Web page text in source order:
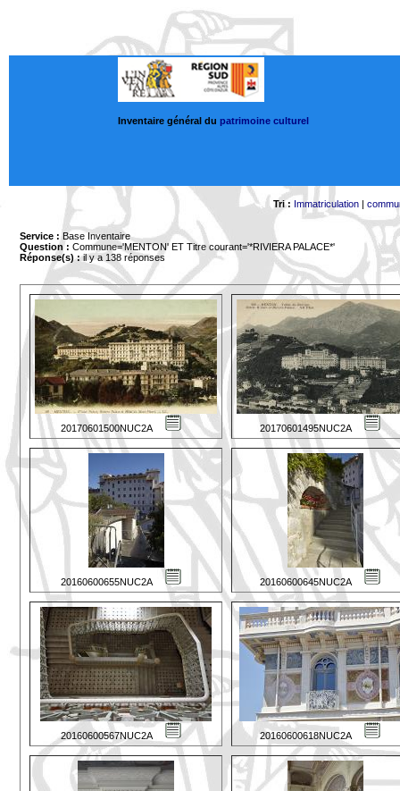
Inventaire général du patrimoine culturel
Tri : Immatriculation |
Service : Base Inventaire
Question : Commune='MENTON' ET Titre courant='*RIVIERA PALACE*'
Réponse(s) :il y a 138 réponses
20170601500NUC2A 20170601495NUC2A
20160600655NUC2A 20160600645NUC2A
20160600567NUC2A 20160600618NUC2A